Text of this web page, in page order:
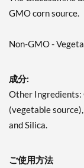
GMO corn source.
Non-GMO -
成分:
Other Ingredients:
(vegetable
and Silica.
ご使用方法